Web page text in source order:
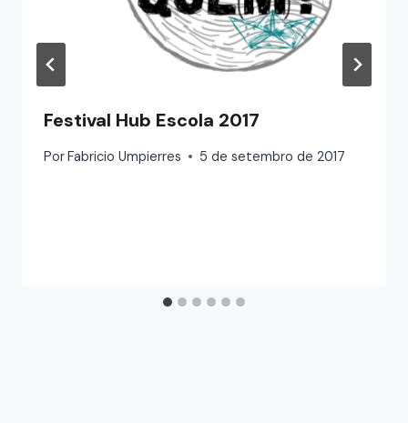
Festival Hub Escola 2017
PorFabricio Umpierres 5 de setembro de 2017